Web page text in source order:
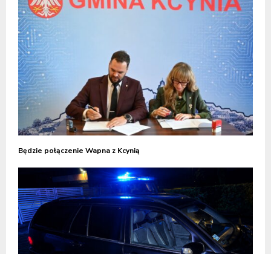
Będzie połączenie Wapna z Kcynią